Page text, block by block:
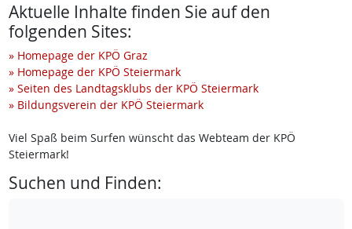
Aktuelle Inhalte finden Sie auf den
folgenden Sites:
» Homepage der KPÖ Graz
» Homepage der KPÖ Steiermark
» Seiten des Landtagsklubs der KPÖ Steiermark
» Bildungsverein der KPÖ Steiermark
Viel Spaß beim Surfen wünscht das Webteam der KPÖ
Steiermark!
Suchen und Finden: